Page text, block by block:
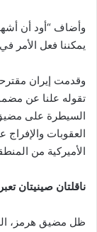
وأضاف “أود أن
يمكننا فعل الأمر في
وقدمت إيران
تقوله علنا عن
السيطرة على
العقوبات
الأميركية من
ناقلتان صينيتان
ظل مضيق هرمز،